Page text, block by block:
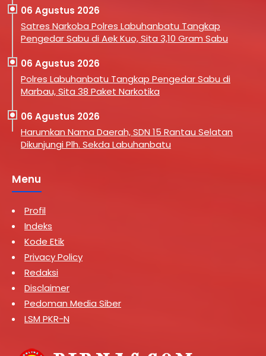
06 Agustus 2026
Satres Narkoba Polres Labuhanbatu Tangkap
Pengedar Sabu di Aek Kuo, Sita 3,10 Gram Sabu
06 Agustus 2026
Polres Labuhanbatu Tangkap Pengedar Sabu di
Marbau, Sita 38 Paket Narkotika
06 Agustus 2026
Harumkan Nama Daerah, SDN 15 Rantau Selatan
Dikunjungi Plh. Sekda Labuhanbatu
Menu
Profil
Indeks
Kode Etik
Privacy Policy
Redaksi
Disclaimer
Pedoman Media Siber
LSM PKR-N